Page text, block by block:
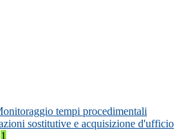
tempi procedimentali
sostitutive e acquisizione d'ufficio
1